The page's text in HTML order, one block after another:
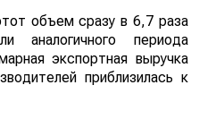
объем сразу в 6,7 раза
аналогичного периода
экспортная выручка
приблизилась к